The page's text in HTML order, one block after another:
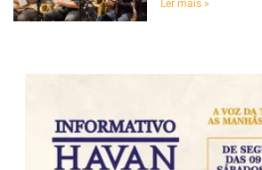
Ler mais »